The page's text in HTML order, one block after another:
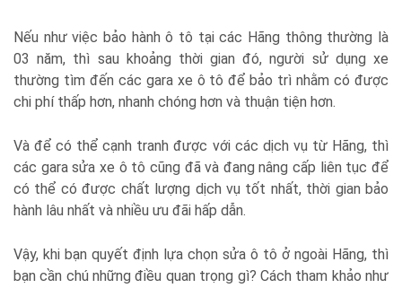
Nếu như việc bảo hành ô tô tại các Hãng thông thường là
03 năm, thì sau khoảng thời gian đó, người sử dụng xe
thường tìm đến các gara xe ô tô để bảo trì nhằm có được
chi phí thấp hơn, nhanh chóng hơn và thuận tiện hơn.
Và để có thể cạnh tranh được với các dịch vụ từ Hãng, thì
các gara sửa xe ô tô cũng đã và đang nâng cấp liên tục để
có thể có được chất lượng dịch vụ tốt nhất, thời gian bảo
hành lâu nhất và nhiều ưu đãi hấp dẫn.
Vậy, khi bạn quyết định lựa chọn sửa ô tô ở ngoài Hãng, thì
bạn cần chú những điều quan trọng gì? Cách tham khảo như